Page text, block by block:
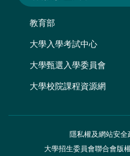
教育部
大學入學考試中心
大學甄選入學委員會
大學校院課程資源網
隱私權及網站安全
大學招生委員會聯合會版